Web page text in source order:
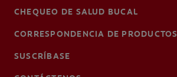
CHEQUEO DE SALUD BUCAL
CORRESPONDENCIA DE PRODUCTOS
SUSCRÍBASE